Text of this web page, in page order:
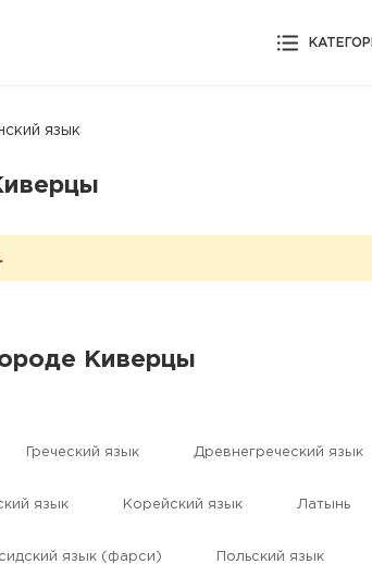
язык
Киверцы
Греческий язык Древнегреческий язык
язык Корейский язык Латынь
язык (фарси) Польский язык